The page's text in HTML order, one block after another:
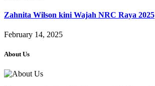
Zahnita Wilson kini Wajah NRC Raya 2025
February 14, 2025
About Us